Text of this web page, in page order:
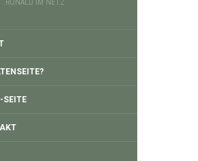
RONALD IM NETZ
SEITE